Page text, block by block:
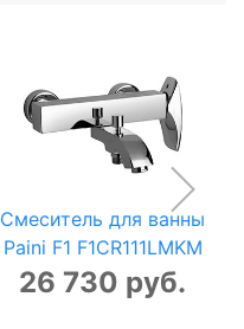
Смеситель для ванны
Paini F1 F1CR111LMKM
26 730 руб.